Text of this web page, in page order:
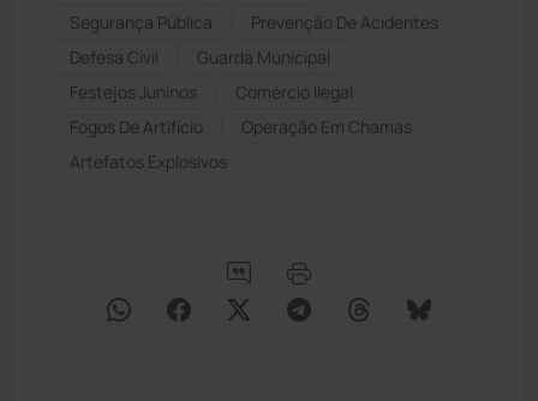
Segurança Pública
Prevenção De Acidentes
Defesa Civil
Guarda Municipal
Festejos Juninos
Comércio Ilegal
Fogos De Artifício
Operação Em Chamas
Artefatos Explosivos